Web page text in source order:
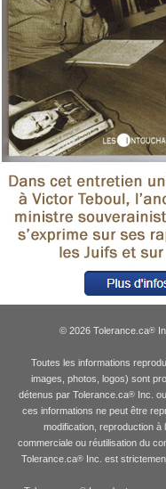
© 2026 Tolerance.ca®
Toutes les informations
images, photos, logos) sont
détenus par Tolerance.ca® Inc.
ces informations ne peut être
modification, reproduction à
commerciale ou réutilisation du
Tolerance.ca® Inc. est